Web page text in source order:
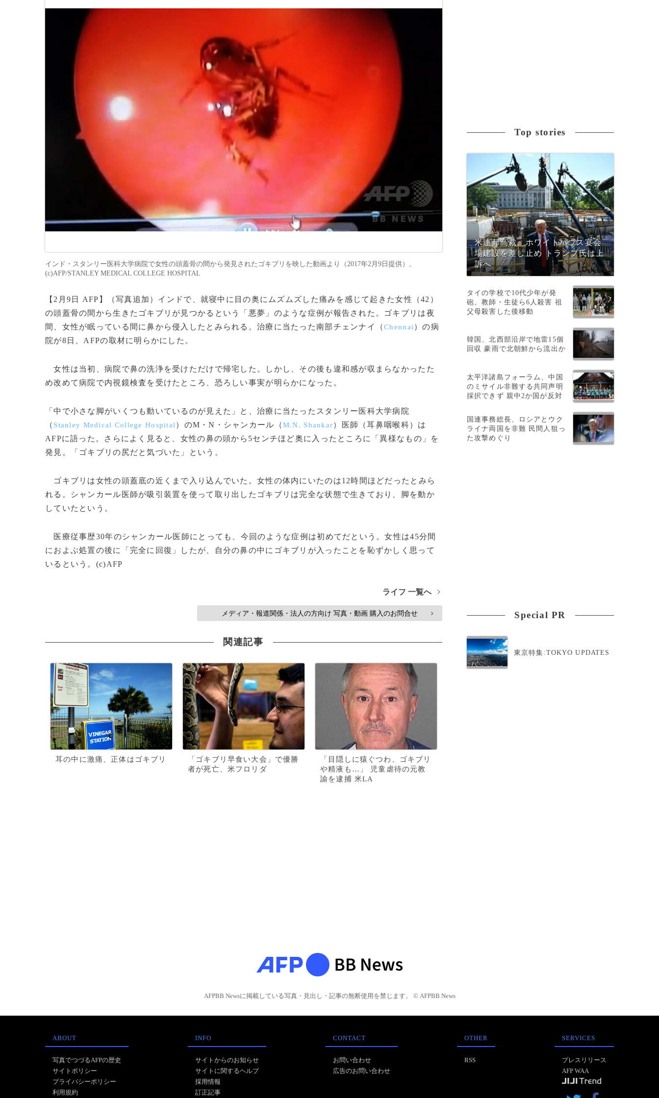
インド・スタンリー医科大学病院で女性の頭蓋骨の間から発見されたゴキブリを映した動画より（2017年2月9日提供）。
(c)AFP/STANLEY MEDICAL COLLEGE HOSPITAL
【2月9日 AFP】（写真追加）インドで、就寝中に目の奥にムズムズした痛みを感じて起きた女性（42）
の頭蓋骨の間から生きたゴキブリが見つかるという「悪夢」のような症例が報告された。ゴキブリは夜
間、女性が眠っている間に鼻から侵入したとみられる。治療に当たった南部チェンナイ（Chennai ）の病
院が8日、AFPの取材に明らかにした。
女性は当初、病院で鼻の洗浄を受けただけで帰宅した。しかし、その後も違和感が収まらなかったた
め改めて病院で内視鏡検査を受けたところ、恐ろしい事実が明らかになった。
「中で小さな脚がいくつも動いているのが見えた」と、治療に当たったスタンリー医科大学病院
（ Stanley Medical College Hospital ）のM・N・シャンカール（M.N. Shankar）医師（耳鼻咽喉科）は
AFPに語った。さらによく見ると、女性の鼻の頭から5センチほど奥に入ったところに「異様なもの」を
発見。「ゴキブリの尻だと気づいた」という。
ゴキブリは女性の頭蓋底の近くまで入り込んでいた。女性の体内にいたのは12時間ほどだったとみら
れる。シャンカール医師が吸引装置を使って取り出したゴキブリは完全な状態で生きており、脚を動か
していたという。
医療従事歴30年のシャンカール医師にとっても、今回のような症例は初めてだという。女性は45分間
におよぶ処置の後に「完全に回復」したが、自分の鼻の中にゴキブリが入ったことを恥ずかしく思って
いるという。(c)AFP
ライフ 一覧へ >
メディア・報道関係・法人の方向け 写真・動画 購入のお問合せ >
関連記事
耳の中に激痛、正体はゴキブリ
「ゴキブリ早食い大会」で優勝
者が死亡、米フロリダ
「目隠しに猿ぐつわ、ゴキブリ
や精液も…」 児童虐待の元教
諭を逮捕 米LA
Top stories
米連邦高裁、ホワイトハウス宴会
場建設を差し止め トランプ氏は上
訴へ
タイの学校で10代少年が発
砲、教師・生徒ら6人殺害 祖
父母殺害した後移動
韓国、北西部沿岸で地雷15個
回収 豪雨で北朝鮮から流出か
太平洋諸島フォーラム、中国
のミサイル非難する共同声明
採択できず 親中2か国が反対
国連事務総長、ロシアとウク
ライナ両国を非難 民間人狙っ
た攻撃めぐり
Special PR
東京特集:TOKYO UPDATES
AFPBB Newsに掲載している写真・見出し・記事の無断使用を禁じます。 © AFPBB News
ABOUT
写真でつづるAFPの歴史
サイトポリシー
プライバシーポリシー
利用規約
INFO
サイトからのお知らせ
サイトに関するヘルプ
採用情報
訂正記事
CONTACT
お問い合わせ
広告のお問い合わせ
OTHER
RSS
SERVICES
プレスリリース
AFP WAA